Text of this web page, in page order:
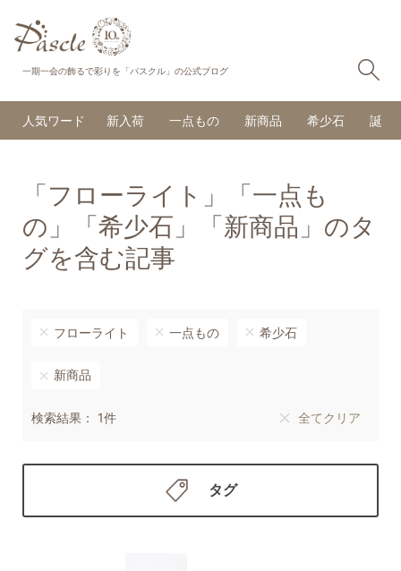
一期一会の飾るで彩りを「パスクル」の公式ブログ
人気ワード 新入荷 一点もの 新商品 希少石 誕生
「フローライト」「一点も
の」「希少石」「新商品」のタ
グを含む記事
フローライト 一点もの 希少石
新商品
検索結果： 1件 全てクリア
タグ